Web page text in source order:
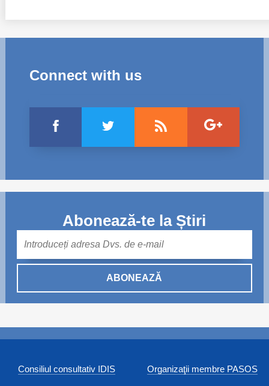
Connect with us
Abonează-te la Știri
ABONEAZĂ
Consiliul consultativ IDIS Organizaţii membre PASOS